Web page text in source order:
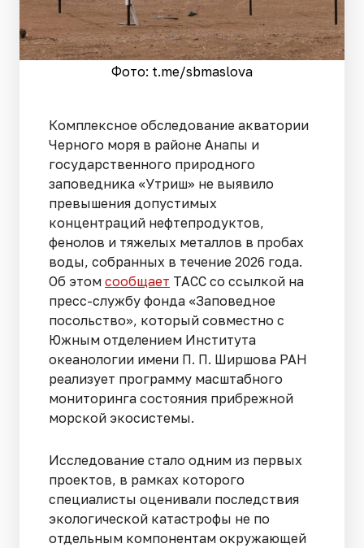
Фото: t.me/sbmaslova
Комплексное обследование акватории
Черного моря в районе Анапы и
государственного природного
заповедника «Утриш» не выявило
превышения допустимых
концентраций нефтепродуктов,
фенолов и тяжелых металлов в пробах
воды, собранных в течение 2026 года.
Об этом сообщает ТАСС со ссылкой на
пресс-службу фонда «Заповедное
посольство», который совместно с
Южным отделением Института
океанологии имени П. П. Ширшова РАН
реализует программу масштабного
мониторинга состояния прибрежной
морской экосистемы.
Исследование стало одним из первых
проектов, в рамках которого
специалисты оценивали последствия
экологической катастрофы не по
отдельным компонентам окружающей